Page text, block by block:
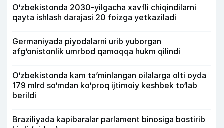
O‘zbekistonda 2030-yilgacha xavfli chiqindilarni
qayta ishlash darajasi 20 foizga yetkaziladi
Germaniyada piyodalarni urib yuborgan
afg‘onistonlik umrbod qamoqqa hukm qilindi
O‘zbekistonda kam ta’minlangan oilalarga olti oyda
179 mlrd so‘mdan ko‘proq ijtimoiy keshbek to‘lab
berildi
Braziliyada kapibaralar parlament binosiga bostirib